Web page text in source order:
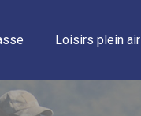
Loisirs plein air